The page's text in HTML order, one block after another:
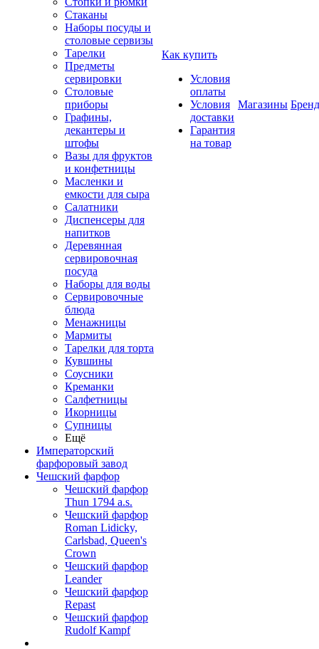
Стаканы
Наборы посуды и
столовые сервизы
Тарелки
Предметы
сервировки
Столовые
приборы
Графины,
декантеры и
штофы
Вазы для фруктов
и конфетницы
Масленки и
емкости для сыра
Салатники
Диспенсеры для
напитков
Деревянная
сервировочная
посуда
Наборы для воды
Сервировочные
блюда
Менажницы
Мармиты
Тарелки для торта
Кувшины
Соусники
Креманки
Салфетницы
Икорницы
Супницы
Ещё
Императорский
фарфоровый завод
Чешский фарфор
Чешский фарфор
Thun 1794 a.s.
Чешский фарфор
Roman Lidicky,
Carlsbad, Queen's
Crown
Чешский фарфор
Leander
Чешский фарфор
Repast
Чешский фарфор
Rudolf Kampf
Как купить
Условия
оплаты
Условия
доставки
Гарантия
на товар
Магазины